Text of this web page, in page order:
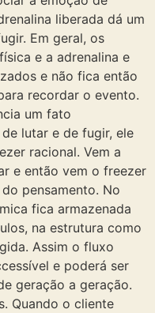
liberada dá um
Em geral, os
e a adrenalina e
e não fica então
recordar o evento.
um fato
lutar e de fugir, ele
racional. Vem a
e então vem o freezer
pensamento. No
fica armazenada
na estrutura como
Assim o fluxo
e poderá ser
geração a geração.
Quando o cliente